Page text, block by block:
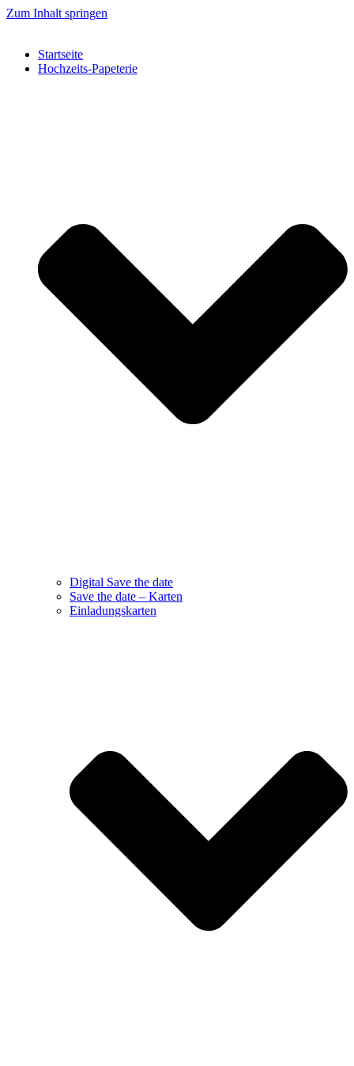
Zum Inhalt springen
Startseite
Hochzeits-Papeterie
Digital Save the date
Save the date – Karten
Einladungskarten